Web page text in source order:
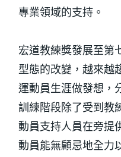
專業領域的支持。
宏道教練獎發展至第
型態的改變，越來越
運動員生涯做發想，
訓練階段除了受到教
動員支持人員在旁提
動員能無顧忌地全力